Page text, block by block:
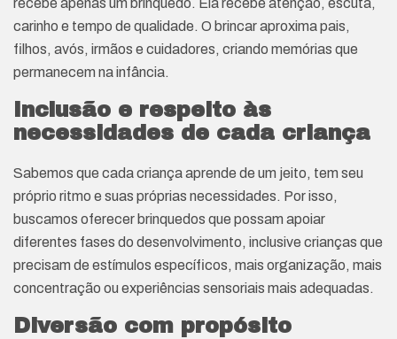
recebe apenas um brinquedo. Ela recebe atenção, escuta,
carinho e tempo de qualidade. O brincar aproxima pais,
filhos, avós, irmãos e cuidadores, criando memórias que
permanecem na infância.
Inclusão e respeito às
necessidades de cada criança
Sabemos que cada criança aprende de um jeito, tem seu
próprio ritmo e suas próprias necessidades. Por isso,
buscamos oferecer brinquedos que possam apoiar
diferentes fases do desenvolvimento, inclusive crianças que
precisam de estímulos específicos, mais organização, mais
concentração ou experiências sensoriais mais adequadas.
Diversão com propósito